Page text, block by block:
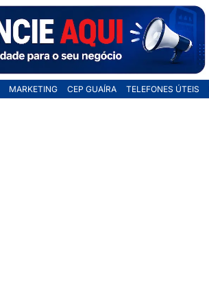
MARKETING CEP GUAÍRA TELEFONES ÚTEIS